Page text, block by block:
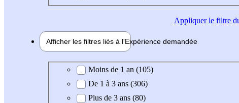
Appliquerle filtre
Afficher les filtres liés à l'Expérience demandée
Expérience demandée
Moins de 1 an (105)
De 1 à 3 ans (306)
Plus de 3 ans (80)